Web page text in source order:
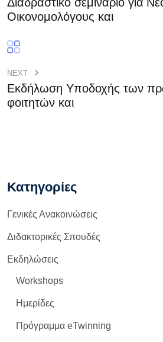
Οικονομολόγους και
NEXT
Εκδήλωση Υποδοχής των
φοιτητών και
Κατηγορίες
Γενικές Ανακοινώσεις
Διδακτορικές Σπουδές
Εκδηλώσεις
Workshops
Ημερίδες
Πρόγραμμα eTwinning